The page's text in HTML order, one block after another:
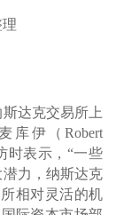
达克交易所上
库伊（Robert
时表示，“一些
力，纳斯达克
相对灵活的机